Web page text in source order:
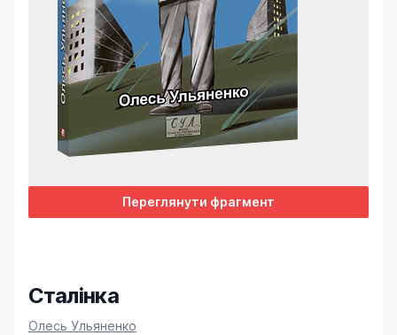
Переглянути фрагмент
Сталінка
Product information
Олесь Ульяненко